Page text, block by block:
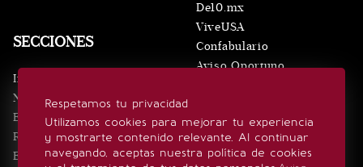
Respetamos tu privacidad
Utilizamos cookies para mejorar tu experiencia
y mostrarte contenido relevante. Al continuar
navegando, aceptas nuestra política de cookies
SECCIONES
Inicio
Noticias
Eventos
Realeza
Estilo de vida
De10.mx
ViveUSA
Confabulario
Aviso Oportuno
SÍGUENOS